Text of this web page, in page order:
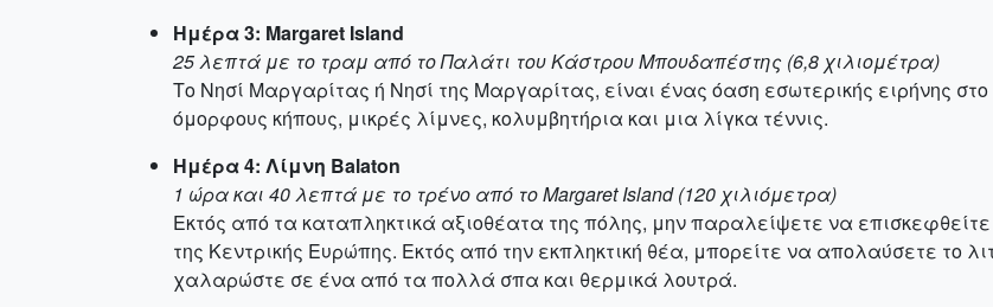
Ημέρα 3: Margaret Island
25 λεπτά με το τραμ από το Παλάτι του Κάστρου Μπουδαπέστης (6,8 χιλιομέτρα)
Το Νησί Μαργαρίτας ή Νησί της Μαργαρίτας, είναι ένας όαση εσωτερικής ειρήνης στο
όμορφους κήπους, μικρές λίμνες, κολυμβητήρια και μια λίγκα τέννις.
Ημέρα 4: Λίμνη Balaton
1 ώρα και 40 λεπτά με το τρένο από το Margaret Island (120 χιλιόμετρα)
Εκτός από τα καταπληκτικά αξιοθέατα της πόλης, μην παραλείψετε να
της Κεντρικής Ευρώπης. Εκτός από την εκπληκτική θέα, μπορείτε να απολαύσετε το
χαλαρώστε σε ένα από τα πολλά σπα και θερμικά λουτρά.